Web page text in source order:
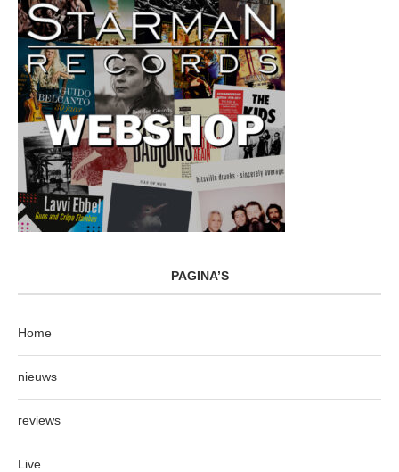
PAGINA’S
Home
nieuws
reviews
Live